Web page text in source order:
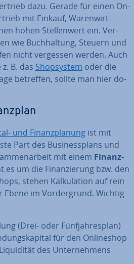
dazu. Gerade für einen On­
mit Einkauf, Wa­ren­wirt­
hohen Stel­len­wert ein. Ver­
wie Buch­hal­tung, Steuern und
nicht vergessen werden. Auch
B. das Shop­sys­tem oder die
betreffen, sollte man hier do­
und Fi­nanz­pla­nung ist mit
Part des Busi­ness­plans und
mit einem Fi­nanz­
es um die Fi­nan­zie­rung bzw. den
stehen Kal­ku­la­ti­on auf rein
im Vor­der­grund. Wichtig
(Drei- oder Fünf­jah­res­plan)
für den On­line­shop
des Un­ter­neh­mens